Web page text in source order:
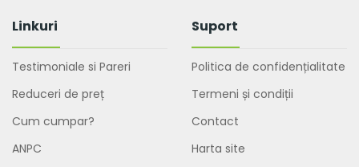
Linkuri
Testimoniale si Pareri
Reduceri de preț
Cum cumpar?
ANPC
Suport
Politica de confidențialitate
Termeni și condiții
Contact
Harta site